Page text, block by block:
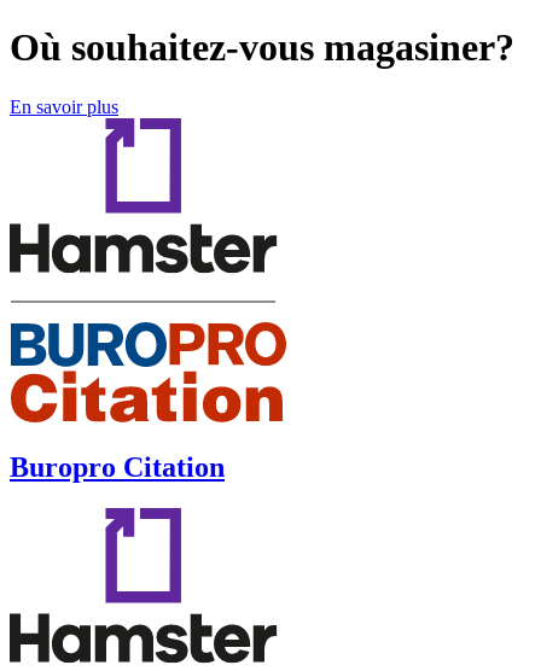
Où souhaitez-vous magasiner?
En savoir plus
Buropro Citation